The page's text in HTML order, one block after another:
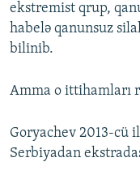
ekstremist qrup,
habelə qanunsuz
bilinib.
Amma o ittihamları
Goryachev 2013-cü
Serbiyadan